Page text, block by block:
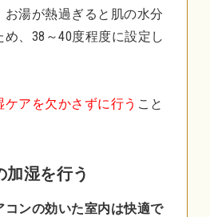
湯が熱過ぎると肌の水分
、38～40度程度に設定し
ケアを欠かさずに行う こと
加湿を行う
ンの効いた室内は快適で